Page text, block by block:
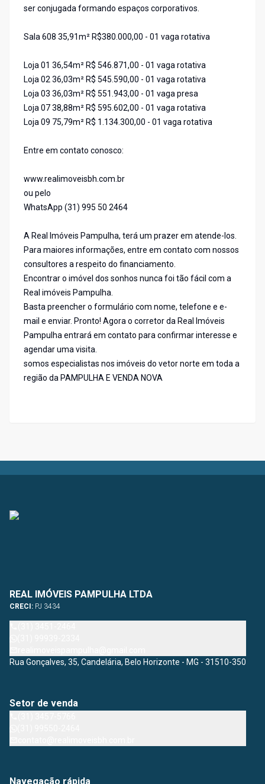
ser conjugada formando espaços corporativos.
Sala 608 35,91m² R$380.000,00 - 01 vaga rotativa
Loja 01 36,54m² R$ 546.871,00 - 01 vaga rotativa
Loja 02 36,03m² R$ 545.590,00 - 01 vaga rotativa
Loja 03 36,03m² R$ 551.943,00 - 01 vaga presa
Loja 07 38,88m² R$ 595.602,00 - 01 vaga rotativa
Loja 09 75,79m² R$ 1.134.300,00 - 01 vaga rotativa
Entre em contato conosco:
www.realimoveisbh.com.br
ou pelo
WhatsApp (31) 995 50 2464
A Real Imóveis Pampulha, terá um prazer em atende-los.
Para maiores informações, entre em contato com nossos
consultores a respeito do financiamento.
Encontrar o imóvel dos sonhos nunca foi tão fácil com a
Real imóveis Pampulha.
Basta preencher o formulário com nome, telefone e e-
mail e enviar. Pronto! Agora o corretor da Real Imóveis
Pampulha entrará em contato para confirmar interesse e
agendar uma visita.
somos especialistas nos imóveis do vetor norte em toda a
região da PAMPULHA E VENDA NOVA
REAL IMÓVEIS PAMPULHA LTDA
CRECI: PJ 3434
Rua Gonçalves, 35, Candelária, Belo Horizonte - MG - 31510-350
Setor de venda
Navegação rápida